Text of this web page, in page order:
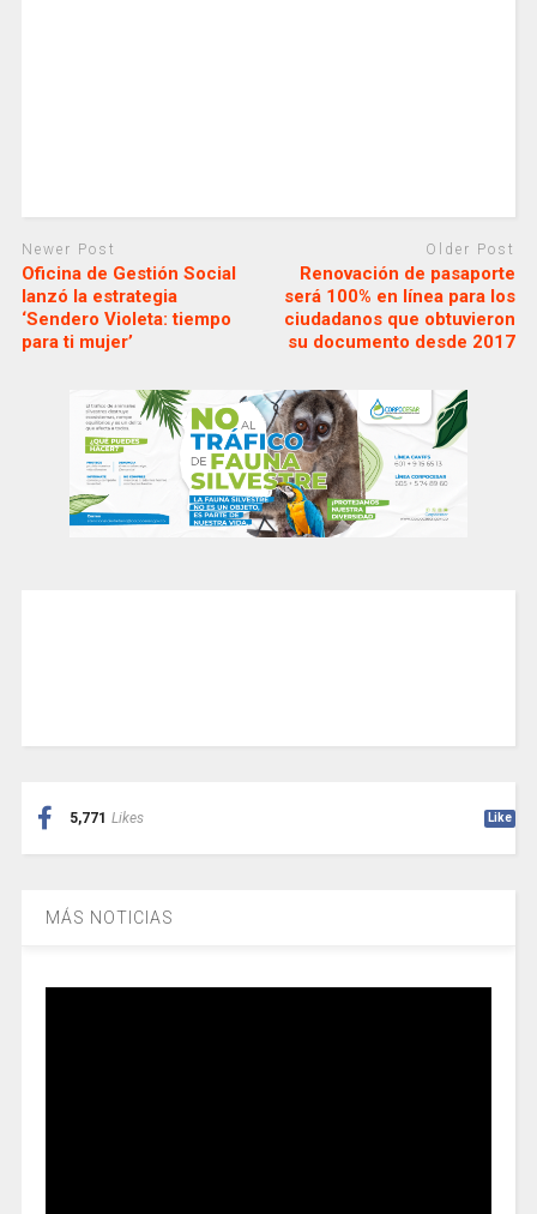
Newer Post
Oficina de Gestión Social
lanzó la estrategia
‘Sendero Violeta: tiempo
para ti mujer’
Older Post
Renovación de pasaporte
será 100% en línea para los
ciudadanos que obtuvieron
su documento desde 2017
5,771 Likes Like
MÁS NOTICIAS